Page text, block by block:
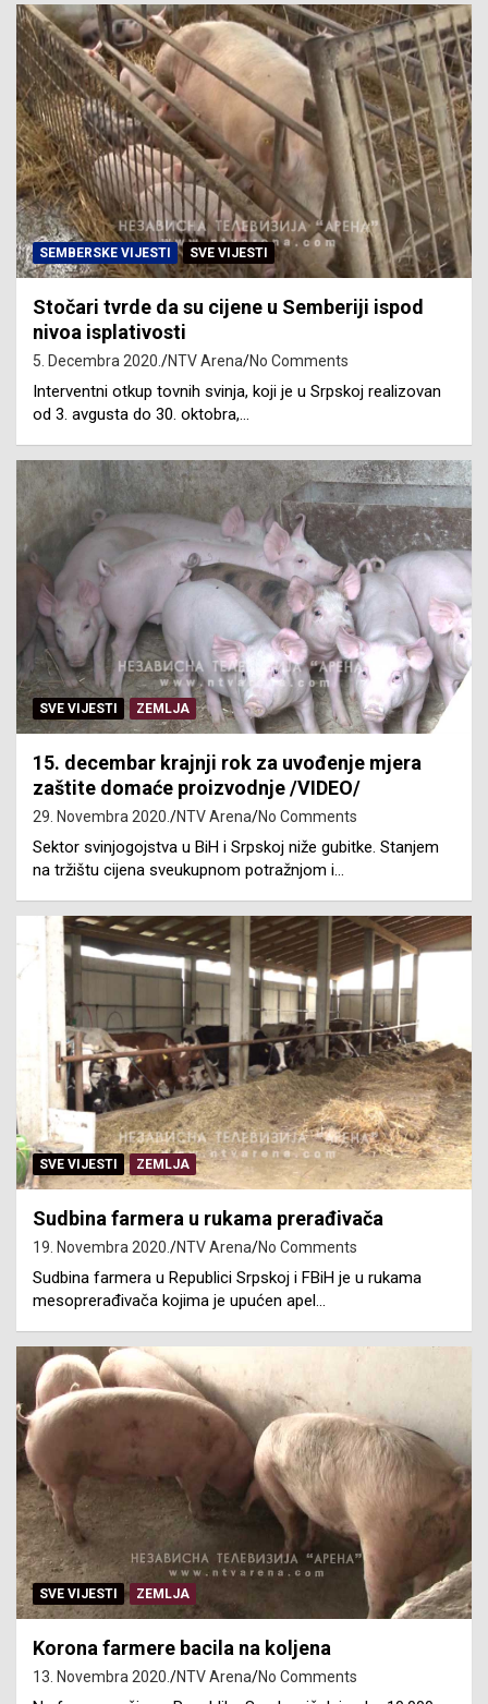
SEMBERSKE VIJESTI SVE VIJESTI
Stočari tvrde da su cijene u Semberiji ispod
nivoa isplativosti
5. Decembra 2020. NTV Arena No Comments
Interventni otkup tovnih svinja, koji je u Srpskoj realizovan
od 3. avgusta do 30. oktobra,…
SVE VIJESTI ZEMLJA
15. decembar krajnji rok za uvođenje mjera
zaštite domaće proizvodnje /VIDEO/
29. Novembra 2020. NTV Arena No Comments
Sektor svinjogojstva u BiH i Srpskoj niže gubitke. Stanjem
na tržištu cijena sveukupnom potražnjom i…
SVE VIJESTI ZEMLJA
Sudbina farmera u rukama prerađivača
19. Novembra 2020. NTV Arena No Comments
Sudbina farmera u Republici Srpskoj i FBiH je u rukama
mesoprerađivača kojima je upućen apel…
SVE VIJESTI ZEMLJA
Korona farmere bacila na koljena
13. Novembra 2020. NTV Arena No Comments